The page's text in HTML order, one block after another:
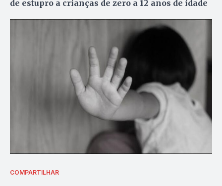
de estupro a crianças de zero a 12 anos de idade
COMPARTILHAR